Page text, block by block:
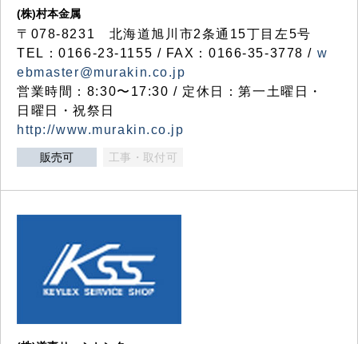
(株)村本金属
〒078-8231 北海道旭川市2条通15丁目左5号
TEL：0166-23-1155 / FAX：0166-35-3778 / w
ebmaster@murakin.co.jp
営業時間：8:30〜17:30 / 定休日：第一土曜日・
日曜日・祝祭日
http://www.murakin.co.jp
販売可 工事・取付可